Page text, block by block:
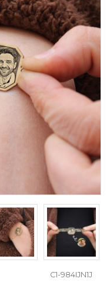
C1-984IJN1J